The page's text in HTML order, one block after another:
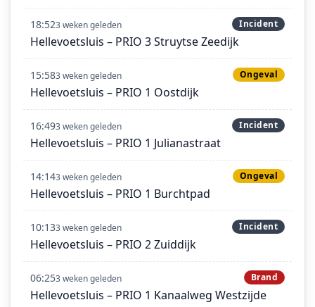
18:523 weken geleden Incident
Hellevoetsluis – PRIO 3 Struytse Zeedijk
15:583 weken geleden Ongeval
Hellevoetsluis – PRIO 1 Oostdijk
16:493 weken geleden Incident
Hellevoetsluis – PRIO 1 Julianastraat
14:143 weken geleden Ongeval
Hellevoetsluis – PRIO 1 Burchtpad
10:133 weken geleden Incident
Hellevoetsluis – PRIO 2 Zuiddijk
06:253 weken geleden Brand
Hellevoetsluis – PRIO 1 Kanaalweg Westzijde